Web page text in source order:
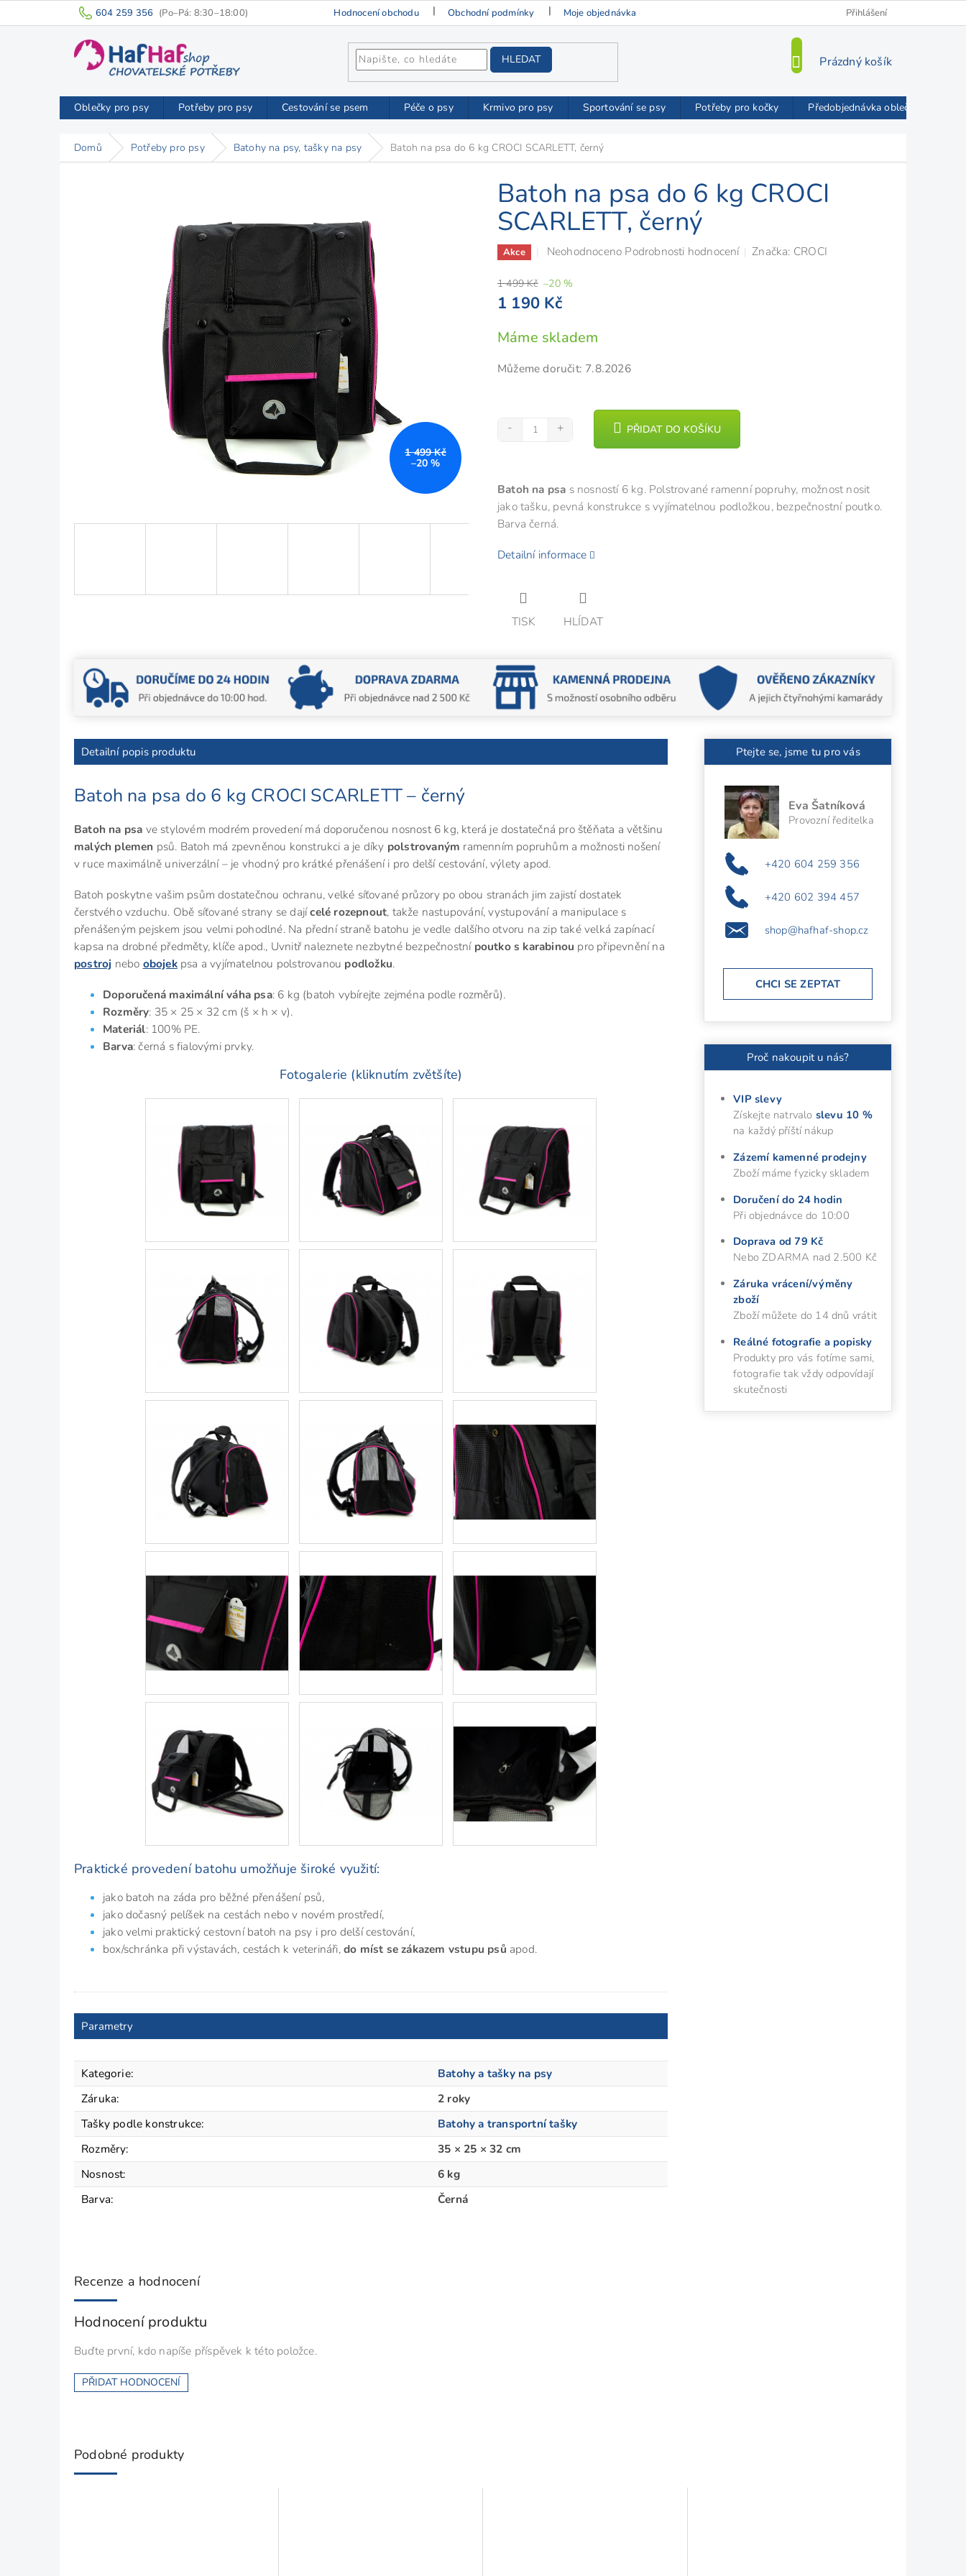
na
604 259 356 Hodnocení obchodu Obchodní podmínky Moje objednávka VIP Slevy
Přihlášení
HLEDAT
NÁKUPNÍ
Prázdný košík
Oblečky pro psy Potřeby pro psy Cestování se psem Péče o psy Krmivo pro psy Sportování se psy Potřeby pro kočky Předobjednávka oblečků FMD
Domů Potřeby pro psy Batohy na psy, tašky na psy Batoh na psa do 6 kg CROCI SCARLETT, černý
Batoh na psa do 6 kg CROCI
SCARLETT, černý
Akce
Průměrné
produktu
je
z
hvězdiček.
Neohodnoceno Podrobnosti hodnocení Značka: CROCI
1 499 Kč
–20 %
1 499 Kč –20 %
1 190 Kč
Měrná
cena:
Máme skladem
Můžeme doručit: 7.8.2026
PŘIDAT DO KOŠÍKU
Batoh na psa s nosností 6 kg. Polstrované ramenní popruhy, možnost nosit
jako tašku, pevná konstrukce s vyjímatelnou podložkou, bezpečnostní poutko.
Barva černá.
Detailní informace
TISK HLÍDAT
Detailní popis produktu
Batoh na psa do 6 kg CROCI SCARLETT – černý
Batoh na psa ve stylovém modrém provedení má doporučenou nosnost 6 kg, která je dostatečná pro štěňata a většinu
malých plemen psů. Batoh má zpevněnou konstrukci a je díky polstrovaným ramenním popruhům a možnosti nošení
v ruce maximálně univerzální – je vhodný pro krátké přenášení i pro delší cestování, výlety apod.
Batoh poskytne vašim psům dostatečnou ochranu, velké síťované průzory po obou stranách jim zajistí dostatek
čerstvého vzduchu. Obě síťované strany se dajícelé rozepnout, takže nastupování, vystupování a manipulace s
přenášeným pejskem jsou velmi pohodlné. Na přední straně batohu je vedle dalšího otvoru na zip také velká zapínací
kapsa na drobné předměty, klíče apod., Uvnitř naleznete nezbytné bezpečnostnípoutko s karabinou pro připevnění na
postroj nebo obojekpsa a vyjímatelnou polstrovanou podložku.
Doporučená maximální váha psa: 6 kg (batoh vybírejte zejména podle rozměrů).
Rozměry: 35 × 25 × 32 cm (š × h × v).
Materiál: 100% PE.
Barva: černá s fialovými prvky.
Fotogalerie (kliknutím zvětšíte)
Praktické provedení batohu umožňuje široké využití:
jako batoh na záda pro běžné přenášení psů,
jako dočasný pelíšek na cestách nebo v novém prostředí,
jako velmi praktický cestovní batoh na psy i pro delší cestování,
box/schránka při výstavách, cestách k veterináři,do míst se zákazem vstupu psů apod.
Parametry
Kategorie:
Batohy a tašky na psy
Záruka:
2 roky
Tašky podle konstrukce:
Batohy a transportní tašky
Rozměry:
35 × 25 × 32 cm
Nosnost:
6 kg
Barva: Černá
Recenze a hodnocení
Hodnocení produktu
Buďte první, kdo napíše příspěvek k této položce.
PŘIDAT HODNOCENÍ
Ptejte se, jsme tu pro vás
Eva Šatníková
Provozní ředitelka
+420 604 259 356
+420 602 394 457
shop@hafhaf-shop.cz
CHCI SE ZEPTAT
Proč nakoupit u nás?
VIP slevy
Získejte natrvalo slevu 10 %
na každý příští nákup
Zázemí kamenné prodejny
Zboží máme fyzicky skladem
Doručení do 24 hodin
Při objednávce do 10:00
Doprava od 79 Kč
Nebo ZDARMA nad 2.500 Kč
Záruka vrácení/výměny
zboží
Zboží můžete do 14 dnů vrátit
Reálné fotografie a popisky
Produkty pro vás fotíme sami,
fotografie tak vždy odpovídají
skutečnosti
Podobné produkty